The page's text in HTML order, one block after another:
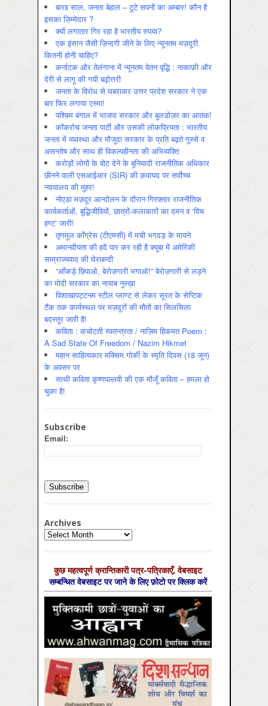
बारह साल, जनता बेहाल – टूटे सपनों का अम्बार! कौन है
इसका ज़िम्मेदार ?
क्यों लगातार गिर रहा है भारतीय रुपया?
एक इंसान जैसी ज़िन्दगी जीने के लिए न्यूनतम मज़दूरी
कितनी होनी चाहिए?
कर्नाटक और तेलंगाना में न्यूनतम वेतन वृद्धि : नाकाफ़ी और
देरी से लागू की गयी बढ़ोत्तरी
जनता के विरोध से घबराकर उत्तर प्रदेश सरकार ने एक
बार फिर लगाया एस्मा!
पश्चिम बंगाल में भाजपा सरकार और बुलडोज़र का आतंक!
कॉकरोच जनता पार्टी और उसकी लोकप्रियता : भारतीय
जनता में व्‍यवस्‍था और मौजूदा सरकार के प्रति बढ़ते गुस्‍से व
असन्‍तोष और साथ ही विकल्‍पहीनता की अभिव्‍यक्ति
करोड़ों लोगों के वोट देने के बुनियादी राजनीतिक अधिकार
छीनने वाली एसआईआर (SIR) की क़वायद पर सर्वोच्च
न्यायालय की मुहर!
नोएडा मज़दूर आन्दोलन के दौरान गिरफ़्तार राजनीतिक
कार्यकर्ताओं, बुद्धिजीवियों, छात्रों-कलाकारों का दमन व ‘विच
हण्ट’ जारी!
तृणमूल काँग्रेस (टीएमसी) में मची भगदड़ के मायने
अमानवीयता की हदें पार कर रही है क्यूबा में अमेरिकी
साम्राज्यवाद की घेराबन्दी
“आँकड़े छिपाओ, बेरोज़गारी भगाओ!” बेरोज़गारी से लड़ने
का मोदी सरकार का नायाब नुस्ख़ा
विशाखापट्टनम स्टील प्लाण्ट से लेकर सूरत के सेप्टिक
टैंक तक कार्यस्थल पर मज़दूरों की मौतों का सिलसिला
बदस्तूर जारी है!
कविता : कचोटती स्वतन्त्रता / नाज़िम हिकमत Poem :
A Sad State Of Freedom / Nazim Hikmet
महान साहित्यकार मक्सिम गोर्की के स्मृति दिवस (18 जून)
के अवसर पर
साथी कविता कृष्णपल्लवी की एक मौजूँ कविता – हमला हो
चुका है!
Subscribe
Email:
Archives
Archives
कुछ महत्‍वपूर्ण क्रान्तिकारी पत्र-पत्रिकाएँ, वेबसाइट
सम्‍बन्धित वेबसाइट पर जाने के लिए फ़ोटो पर क्लिक करें